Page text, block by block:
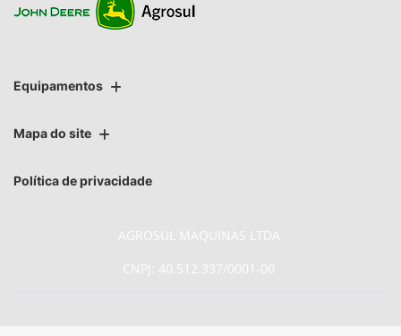
Equipamentos
Mapa do site
Política de privacidade
AGROSUL MAQUINAS LTDA
CNPJ: 40.512.337/0001-00